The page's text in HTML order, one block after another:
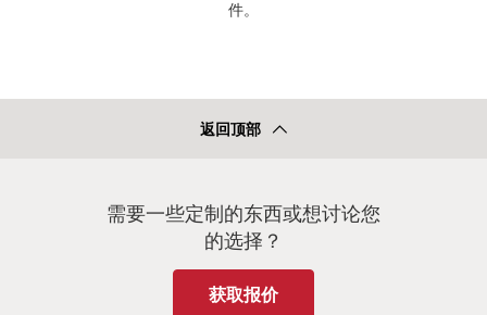
件。
返回顶部
需要一些定制的东西或想讨论您
的选择？
获取报价